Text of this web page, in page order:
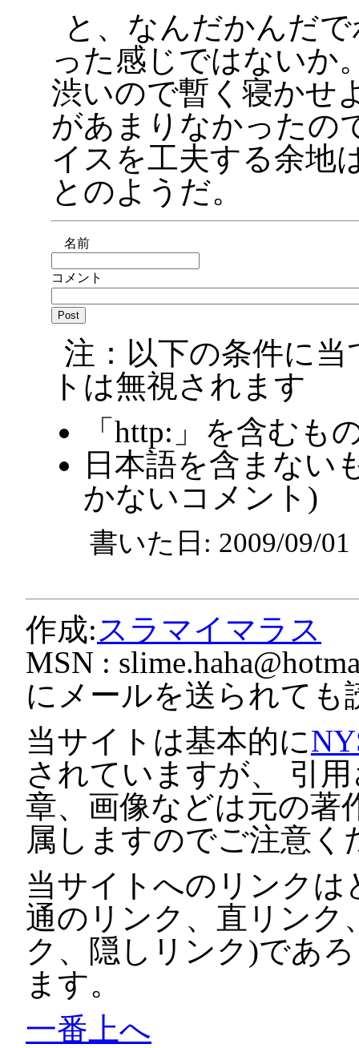
と、なんだかんだ
った感じではないか
渋いので暫く寝かせ
があまりなかったの
イスを工夫する余地
とのようだ。
名前
コメント
注：以下の条件に
トは無視されます
「http:」を含むも
日本語を含まない
かないコメント)
書いた日: 2009/09/
作成:スラマイマラス
MSN :
にメールを送られても
当サイトは基本的に
されていますが、 引
章、画像などは元の著
属しますのでご注意く
当サイトへのリンクは
通のリンク、直リンク
ク、隠しリンク)であ
ます。
一番上へ